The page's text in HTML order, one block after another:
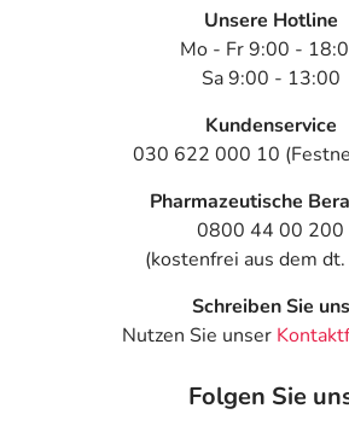
Unsere Hotline
Mo - Fr 9:00 -
Sa 9:00 - 13:00
Kundenservice
030 622 000 10
Pharmazeutische
0800 44 00 200
(kostenfrei aus dem
Schreiben Sie uns
Nutzen Sie unser
Folgen Sie